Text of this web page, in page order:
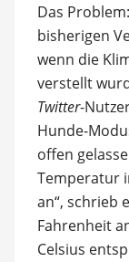
Das
bisherigen
wenn die
verstellt
Twitter-
Hunde-
offen
Temperatur
an“, schrieb
Fahrenheit
Celsius